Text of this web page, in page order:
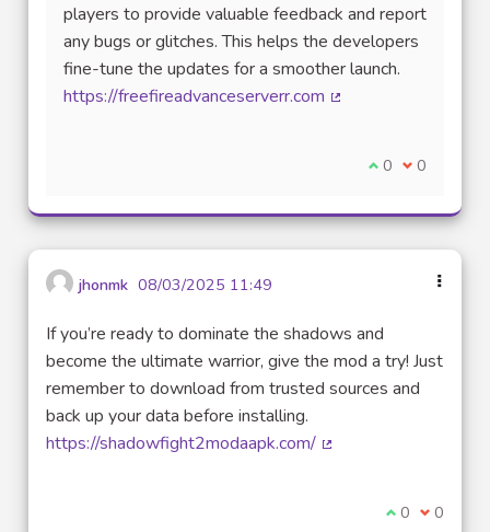
players to provide valuable feedback and report
any bugs or glitches. This helps the developers
fine-tune the updates for a smoother launch.
https://freefireadvanceserverr.com
Je suis d'accord
0 Je ne suis
0
jhonmk 08/03/2025 11:49
If you’re ready to dominate the shadows and
become the ultimate warrior, give the mod a try! Just
remember to download from trusted sources and
back up your data before installing.
https://shadowfight2modaapk.com/
Je suis
0 Je ne
0